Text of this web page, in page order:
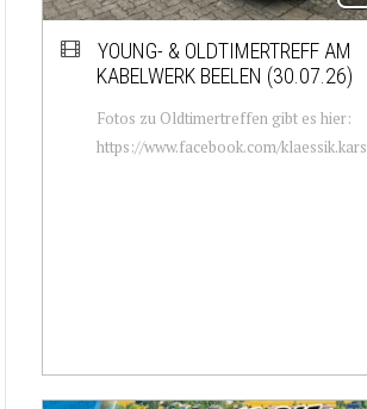
YOUNG- & OLDTIMERTREFF AM
KABELWERK BEELEN (30.07.26)
Fotos zu Oldtimertreffen gibt es hier:
https://www.facebook.com/klaessik.kars